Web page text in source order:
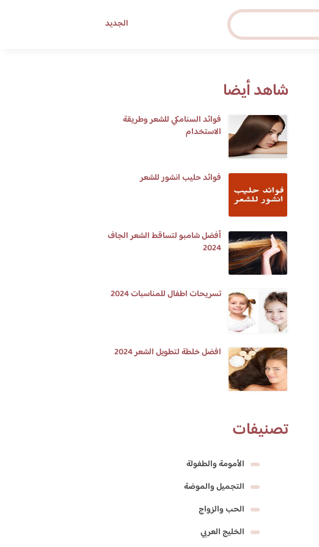
الجديد
شاهد أيضا
فوائد السنامكي للشعر وطريقة
الاستخدام
فوائد حليب انشور للشعر
أفضل شامبو لتساقط الشعر الجاف
2024
تسريحات اطفال للمناسبات 2024
افضل خلطة لتطويل الشعر 2024
تصنيفات
الأمومة والطفولة
التجميل والموضة
الحب والزواج
الخليج العربي